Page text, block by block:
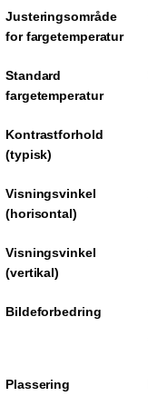
Justeringsområde
for fargetemperatur
Standard
fargetemperatur
Kontrastforhold
(typisk)
Visningsvinkel
(horisontal)
Visningsvinkel
(vertikal)
Bildeforbedring
Plassering